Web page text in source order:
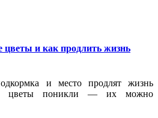
цветы и как продлить жизнь
и место продлят жизнь
цветы поникли — их можно